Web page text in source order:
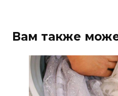
Вам также